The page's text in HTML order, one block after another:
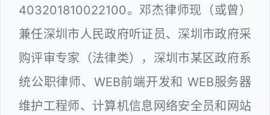
403201810022100。邓杰律师现（或曾）
兼任深圳市人民政府听证员、深圳市政府采
购评审专家（法律类），深圳市某区政府系
统公职律师、WEB前端开发和 WEB服务器
维护工程师、计算机信息网络安全员和网站